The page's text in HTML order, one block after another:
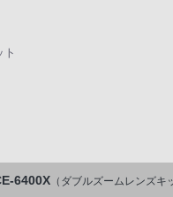
6400X （ダブルズームレンズキ